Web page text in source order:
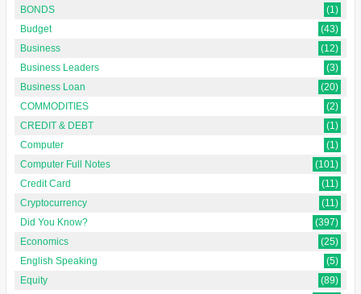
BONDS
(1)
Budget
(43)
Business
(12)
Business Leaders
(3)
Business Loan
(20)
COMMODITIES
(2)
CREDIT & DEBT
(1)
Computer
(1)
Computer Full Notes
(101)
Credit Card
(11)
Cryptocurrency
(11)
Did You Know?
(397)
Economics
(25)
English Speaking
(5)
Equity
(89)